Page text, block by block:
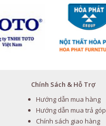
Chính Sách & Hỗ Trợ
Hướng dẫn mua hàng
Hướng dẫn mua trả góp
Chính sách giao hàng